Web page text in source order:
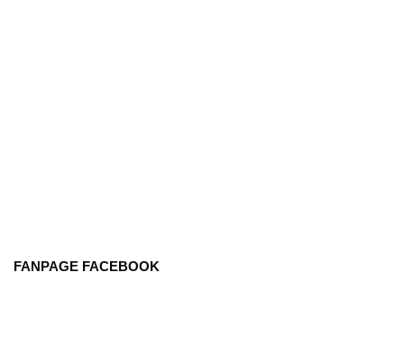
FANPAGE FACEBOOK